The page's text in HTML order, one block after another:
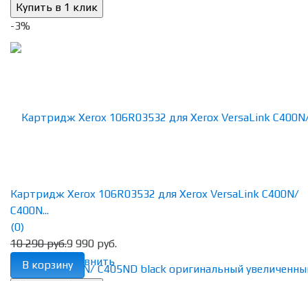
-3%
избранное сравнить
Картридж Xerox 106R03532 для Xerox VersaLink C400N/
C400N...
(0)
10 290 руб.9 990 руб.
В корзину